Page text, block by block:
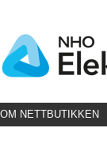
OM NETTBUTIKKEN